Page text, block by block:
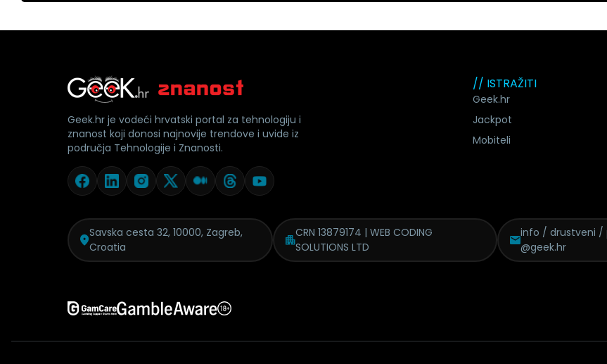
// ISTRAŽITI
Geek.hr
Jackpot
Mobiteli
Geek.hr je vodeći hrvatski portal za tehnologiju i
znanost koji donosi najnovije trendove i uvide iz
područja Tehnologije i Znanosti.
Savska cesta 32, 10000, Zagreb,
Croatia
CRN 13879174 | WEB CODING
SOLUTIONS LTD
info / drustveni
@geek.hr